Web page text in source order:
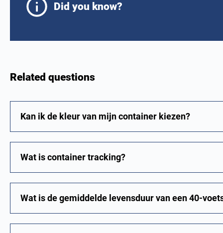
Did you know?
Related questions
Kan ik de kleur van mijn container kiezen?
Wat is container tracking?
Wat is de gemiddelde levensduur van een 40-